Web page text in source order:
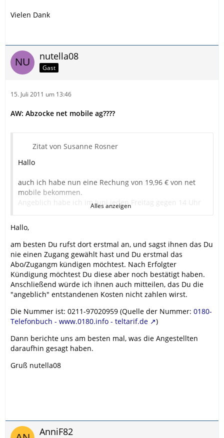
Vielen Dank
nutella08
Gast
15. Juli 2011 um 13:46
AW: Abzocke net mobile ag????
Zitat von Susanne Rosner
Hallo
auch ich habe nun eine Rechung von 19,96 € von net
mobile bekommen.
Angeblich habe ich im Juni jeden Freitag gegen 14 Uhr
Was kann ich nun tun?
Drittanbieter sind bei meinem Handyanbieter gesperrt.
Ignorieren?
Email schreiben?
Muss ich zahlen?
Vielen Dank
Alles anzeigen
Hallo,
am besten Du rufst dort erstmal an, und sagst ihnen das Du
nie einen Zugang gewählt hast und Du erstmal das
Abo/Zugangm kündigen möchtest. Nach Erfolgter
Kündigung möchtest Du diese aber noch bestätigt haben.
Anschließend würde ich ihnen auch mitteilen, das Du die
"angeblich" entstandenen Kosten nicht zahlen wirst.
Die Nummer ist: 0211-97020959 (Quelle der Nummer: 0180-
Telefonbuch - www.0180.info - teltarif.de
)
Dann berichte uns am besten mal, was die Angestellten
daraufhin gesagt haben.
Gruß nutella08
AnniF82